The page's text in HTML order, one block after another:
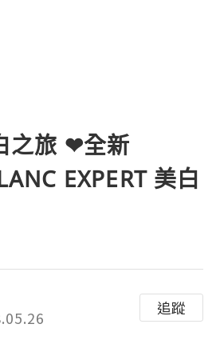
之旅 ❤全新
EXPERT 美白
追蹤